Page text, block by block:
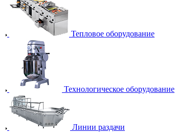
Тепловое оборудование
Технологическое оборудование
Линии раздачи